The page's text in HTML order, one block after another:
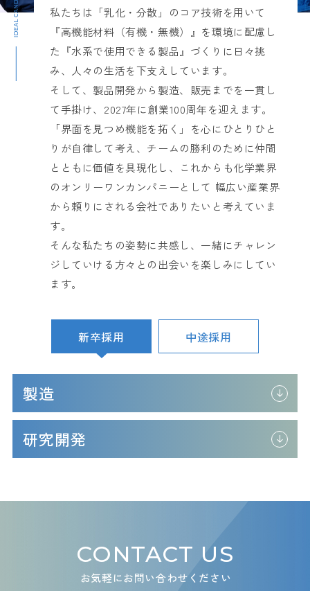
私たちは「乳化・分散」のコア技術を用いて
『高機能材料（有機・無機）』を環境に配慮し
た『水系で使用できる製品』づくりに日々挑
み、人々の生活を下支えしています。
そして、製品開発から製造、販売までを一貫し
て手掛け、2027年に創業100周年を迎えます。
「界面を見つめ機能を拓く」を心にひとりひと
りが自律して考え、チームの勝利のために仲間
とともに価値を具現化し、これからも化学業界
のオンリーワンカンパニーとして 幅広い産業界
から頼りにされる会社でありたいと考えていま
す。
そんな私たちの姿勢に共感し、一緒にチャレン
ジしていける方々との出会いを楽しみにしてい
ます。
新卒採用 中途採用
製造
研究開発
CONTACT US
お気軽にお問い合わせください